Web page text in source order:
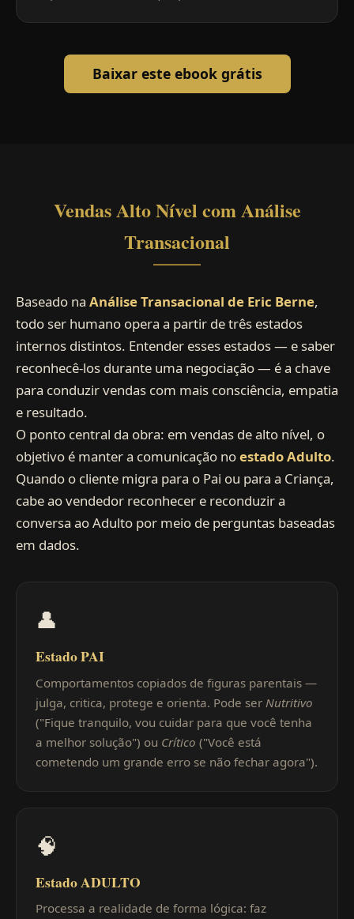
Baixar este ebook grátis
Vendas Alto Nível com Análise
Transacional
Baseado na Análise Transacional de Eric Berne,
todo ser humano opera a partir de três estados
internos distintos. Entender esses estados — e saber
reconhecê-los durante uma negociação — é a chave
para conduzir vendas com mais consciência, empatia
e resultado.
O ponto central da obra: em vendas de alto nível, o
objetivo é manter a comunicação noestado Adulto.
Quando o cliente migra para o Pai ou para a Criança,
cabe ao vendedor reconhecer e reconduzir a
conversa ao Adulto por meio de perguntas baseadas
em dados.
👤
Estado PAI
Comportamentos copiados de figuras parentais —
julga, critica, protege e orienta. Pode ser Nutritivo
("Fique tranquilo, vou cuidar para que você tenha
a melhor solução") ou Crítico ("Você está
cometendo um grande erro se não fechar agora").
🧠
Estado ADULTO
Processa a realidade de forma lógica: faz